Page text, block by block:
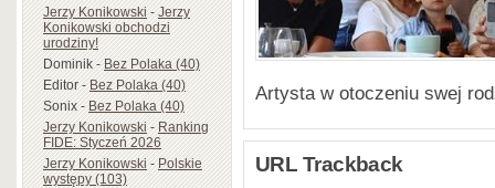
Jerzy Konikowski-Jerzy
Konikowski obchodzi
urodziny!
Dominik-Bez Polaka (40)
Editor-Bez Polaka (40)
Sonix-Bez Polaka (40)
Jerzy Konikowski-Ranking
FIDE: Styczeń 2026
Jerzy Konikowski-Polskie
występy (103)
Artysta w otoczeniu swej
URL Trackback